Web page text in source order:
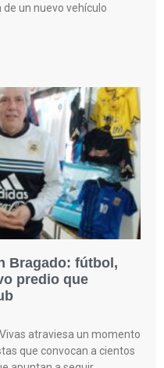
un nuevo vehículo
Bragado: fútbol,
predio que
atraviesa un momento
que convocan a cientos